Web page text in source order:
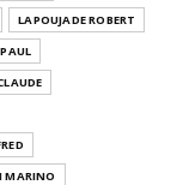
LAPOUJADE ROBERT
MARINO